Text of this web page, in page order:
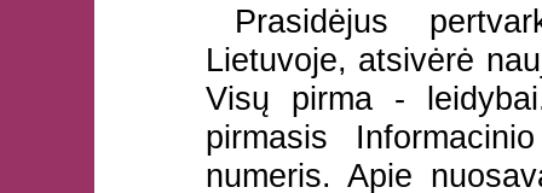
Prasidėjus
Lietuvoje, atsivėrė
Visų pirma -
pirmasis
numeris. Apie